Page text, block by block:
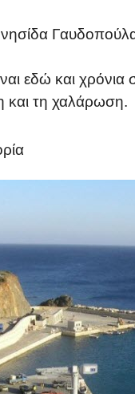
νησίδα
εδώ και
και τη χαλάρωση.